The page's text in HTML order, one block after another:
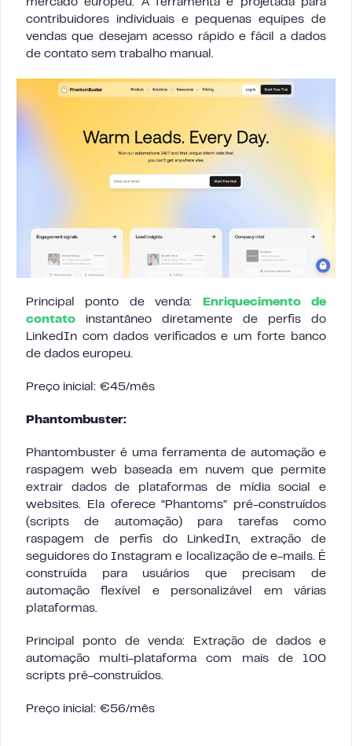
mercado europeu. A ferramenta é projetada para
contribuidores individuais e pequenas equipes de
vendas que desejam acesso rápido e fácil a dados
de contato sem trabalho manual.
Principal ponto de venda:
Enriquecimento de
contato instantâneo diretamente de perfis do
LinkedIn com dados verificados e um forte banco
de dados europeu.
Preço inicial: €45/mês
Phantombuster:
Phantombuster é uma ferramenta de automação e
raspagem web baseada em nuvem que permite
extrair dados de plataformas de mídia social e
websites. Ela oferece “Phantoms” pré-construídos
(scripts de automação) para tarefas como
raspagem de perfis do LinkedIn, extração de
seguidores do Instagram e localização de e-mails. É
construída para usuários que precisam de
automação flexível e personalizável em várias
plataformas.
Principal ponto de venda: Extração de dados e
automação multi-plataforma com mais de 100
scripts pré-construídos.
Preço inicial: €56/mês